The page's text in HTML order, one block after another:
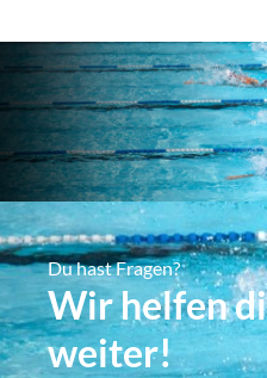
Du hast Fragen?
Wir helfen
weiter!